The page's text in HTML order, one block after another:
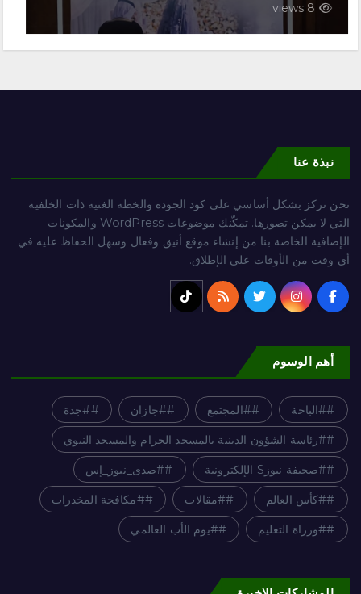
27 views
نبذة عنا
نحن نركز بشكل أساسي على كود الجودة والخطة الغنية ذات الخلفية
التي لا يمكن تصورها. تمكّنك موضوعات WordPress والمكونات
الإضافية الخاصة بنا من إنشاء موقع أنيق وفعال وسهل الحفاظ عليه في
أي وقت من الأوقات على الإطلاق.
أهم الوسوم
#الباحة #المجتمع #جازان #جدة
#رئاسة الشؤون الدينية بالمسجد الحرام والمسجد النبوي
#صحيفة نيوزS الإلكترونية #صدى_نيوز_إس
#كأس العالم #مقالات #مكافحة المخدرات
#وزراة التعليم #يوم الأب العالمي